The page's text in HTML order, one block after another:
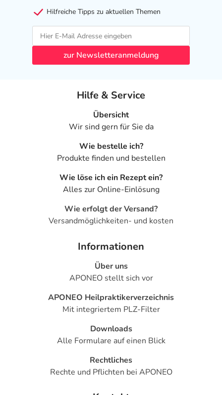
Hilfreiche Tipps zu aktuellen Themen
zur Newsletteranmeldung
Hilfe & Service
Übersicht
Wir sind gern für Sie da
Wie bestelle ich?
Produkte finden und bestellen
Wie löse ich ein Rezept ein?
Alles zur Online-Einlösung
Wie erfolgt der Versand?
Versandmöglichkeiten- und kosten
Informationen
Über uns
APONEO stellt sich vor
APONEO Heilpraktikerverzeichnis
Mit integriertem PLZ-Filter
Downloads
Alle Formulare auf einen Blick
Rechtliches
Rechte und Pflichten bei APONEO